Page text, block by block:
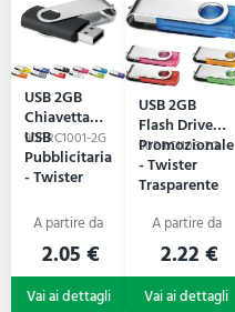
USB 2GB
Chiavetta
USB
Pubblicitaria
- Twister
90PRC1001-2G
2.05 €
USB 2GB
Flash Drive
Promozionale
- Twister
Trasparente
90PRC1106-2G
2.22 €